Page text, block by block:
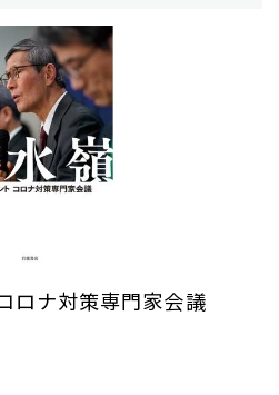
ロナ対策専門家会議